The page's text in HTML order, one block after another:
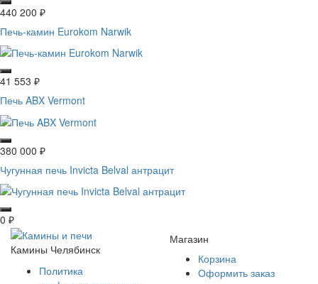
440 200 ₽
Печь-камин Eurokom Narwik
41 553 ₽
Печь ABX Vermont
380 000 ₽
Чугунная печь Invicta Belval антрацит
0 ₽
Камины Челябинск
Политика
Магазин
Корзина
Оформить заказ